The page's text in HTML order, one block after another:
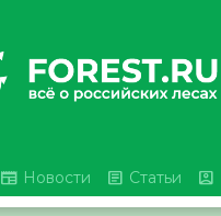
 Новости  Статьи 